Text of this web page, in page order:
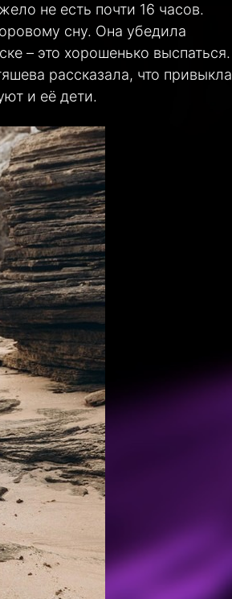
не есть почти 16 часов.
сну. Она убедила
– это хорошенько выспаться.
рассказала, что привыкла
и её дети.